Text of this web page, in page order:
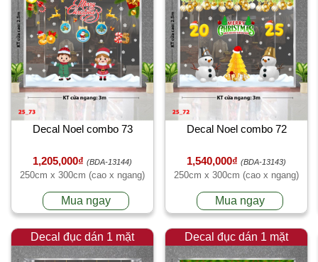
Decal Noel combo 73
1,205,000₫ (BDA-13144)
250cm x 300cm (cao x ngang)
Mua ngay
Decal Noel combo 72
1,540,000₫ (BDA-13143)
250cm x 300cm (cao x ngang)
Mua ngay
Decal đục dán 1 mặt Decal đục dán 1 mặt